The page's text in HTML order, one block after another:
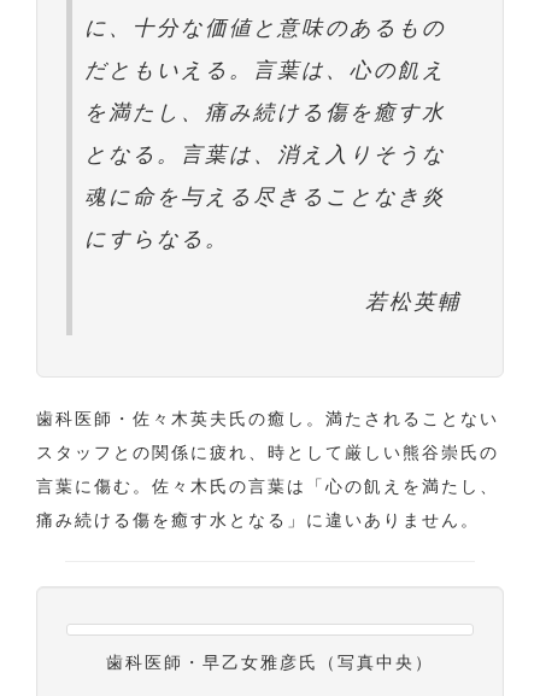
に、十分な価値と意味のあるもの
だともいえる。言葉は、心の飢え
を満たし、痛み続ける傷を癒す水
となる。言葉は、消え入りそうな
魂に命を与える尽きることなき炎
にすらなる。
若松英輔
歯科医師・佐々木英夫氏の癒し。満たされることない
スタッフとの関係に疲れ、時として厳しい熊谷崇氏の
言葉に傷む。佐々木氏の言葉は「心の飢えを満たし、
痛み続ける傷を癒す水となる」に違いありません。
歯科医師・早乙女雅彦氏（写真中央）